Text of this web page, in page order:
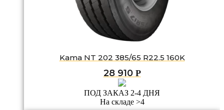
Kama NT 202 385/65 R22.5 160K
28 910 Р
ПОД ЗАКАЗ 2-4 ДНЯ
На складе >4